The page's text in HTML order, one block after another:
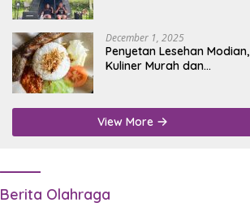
December 1, 2025
Penyetan Lesehan Modian,
Kuliner Murah dan
Nganjuk
View More
Berita Olahraga